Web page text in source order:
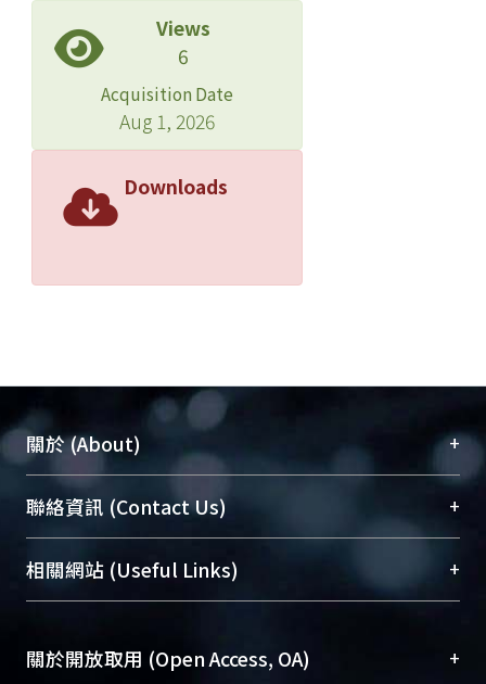
Views
6
Acquisition Date
Aug 1, 2026
Downloads
關於 (About) +
臺大位居世界頂尖大學之列，為永久珍藏及向國際
展現本校豐碩的研究成果及學術能量，圖書館整合
機構典藏（NTUR）與學術庫（AH）不同功能平
台，成為臺大學術典藏NTU scholars。期能整合研
成果。
聯絡資訊 (Contact Us) +
總館學科館員(Main Library)
醫學圖書館學科館員(Medical Library)
Sciences Library)
相關網站 (Useful Links) +
關於開放取用 (Open Access, OA) +